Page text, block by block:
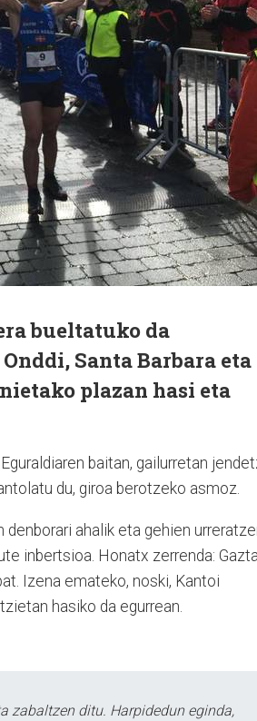
bueltatuko da
Santa Barbara eta
plazan hasi eta
baitan, gailurretan
du, giroa berotzeko asmoz.
ahalik eta gehien
inbertsioa. Honatx zerrenda:
Izena emateko, noski, Kantoi
hasiko da egurrean.
zabaltzen ditu. Harpidedun eginda,